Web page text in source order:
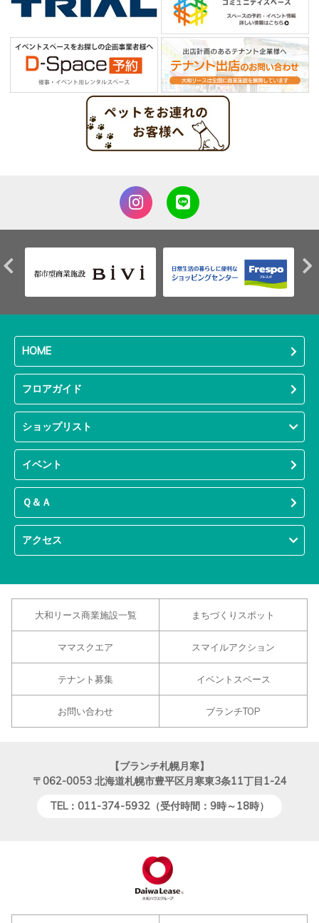
HOME
フロアガイド
ショップリスト
イベント
Ｑ＆Ａ
アクセス
大和リース商業施設一覧 まちづくりスポット
ママスクエア スマイルアクション
テナント募集 イベントスペース
お問い合わせ ブランチTOP
【ブランチ札幌月寒】
〒062-0053 北海道札幌市豊平区月寒東3条11丁目1-24
TEL：011-374-5932（受付時間：9時～18時）